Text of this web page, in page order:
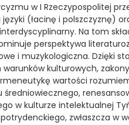
w I Rzeczypospolitej
(łacinę i polszczyznę)
Na tom
perspektywa
i muzykologiczna. Dzięki
kulturowych,
wartości
w kulturze intelektualnej
zwłaszcza w